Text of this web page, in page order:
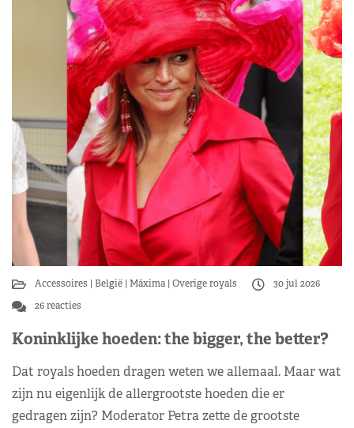
Accessoires België Máxima Overige royals
30 jul 2026
26 reacties
Koninklijke hoeden: the bigger, the better?
Dat royals hoeden dragen weten we allemaal. Maar wat
zijn nu eigenlijk de allergrootste hoeden die er
gedragen zijn? Moderator Petra zette de grootste